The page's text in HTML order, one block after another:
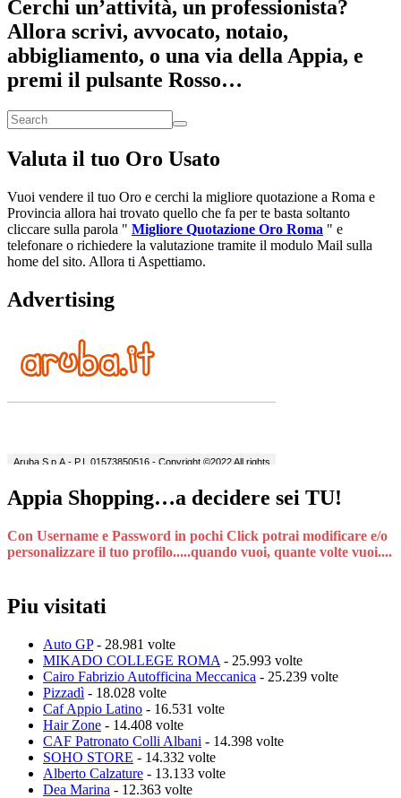
Cerchi un’attività, un professionista?
Allora scrivi, avvocato, notaio,
abbigliamento, o una via della Appia, e
premi il pulsante Rosso…
Valuta il tuo Oro Usato
Vuoi vendere il tuo Oro e cerchi la migliore quotazione a Roma e
Provincia allora hai trovato quello che fa per te basta soltanto
cliccare sulla parola " Migliore Quotazione Oro Roma " e
telefonare o richiedere la valutazione tramite il modulo Mail sulla
home del sito. Allora ti Aspettiamo.
Advertising
Appia Shopping…a decidere sei TU!
Con Username e Password in pochi Click potrai modificare e/o
personalizzare il tuo profilo.....quando vuoi, quante volte vuoi....
Piu visitati
Auto GP- 28.981 volte
MIKADO COLLEGE ROMA - 25.993 volte
Cairo Fabrizio Autofficina Meccanica - 25.239 volte
Pizzadì - 18.028 volte
Caf Appio Latino - 16.531 volte
Hair Zone - 14.408 volte
CAF Patronato Colli Albani - 14.398 volte
SOHO STORE - 14.332 volte
Alberto Calzature - 13.133 volte
Dea Marina - 12.363 volte